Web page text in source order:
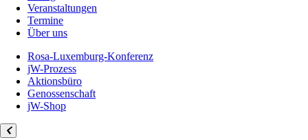
Veranstaltungen
Termine
Über uns
Rosa-Luxemburg-Konferenz
jW-Prozess
Aktionsbüro
Genossenschaft
jW-Shop